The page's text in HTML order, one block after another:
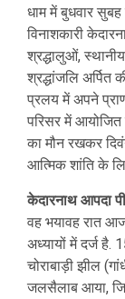
धाम में बुधवार
विनाशकारी
श्रद्धालुओं,
श्रद्धांजलि
प्रलय में अपने
परिसर में आयोजित
का मौन रखकर
आत्मिक शांति के
केदारनाथ आपदा
वह भयावह रात
अध्यायों में दर्ज है.
चोराबाड़ी झील
जलसैलाब आया,